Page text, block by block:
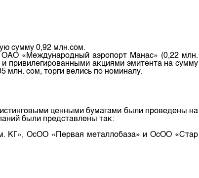
сумму 0,92 млн.сом.
«Международный аэропорт Манас» (0,22 млн.
акциями эмитента на сумму
сом, торги велись по номиналу.
ценными бумагами были проведены на
были представлены так:
ОсОО «Первая металлобаза» и ОсОО «Стар